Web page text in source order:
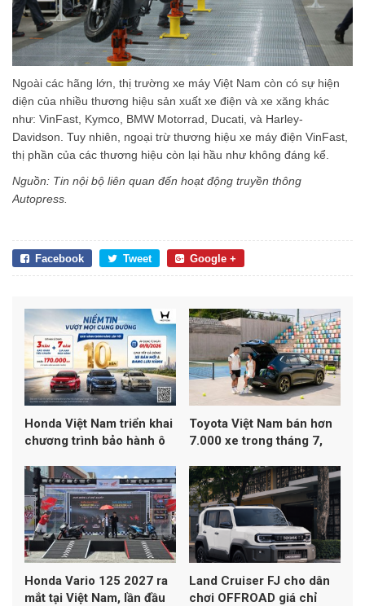
Ngoài các hãng lớn, thị trường xe máy Việt Nam còn có sự hiện
diện của nhiều thương hiệu sản xuất xe điện và xe xăng khác
như: VinFast, Kymco, BMW Motorrad, Ducati, và Harley-
Davidson. Tuy nhiên, ngoại trừ thương hiệu xe máy điện VinFast,
thị phần của các thương hiệu còn lại hầu như không đáng kể.
Nguồn: Tin nội bộ liên quan đến hoạt động truyền thông
Autopress.
Facebook Tweet Google +
Honda Việt Nam triển khai
chương trình bảo hành ô
Toyota Việt Nam bán hơn
7.000 xe trong tháng 7,
doanh số
Honda Vario 125 2027 ra
mắt tại Việt Nam, lần đầu
Land Cruiser FJ cho dân
chơi OFFROAD giá chỉ